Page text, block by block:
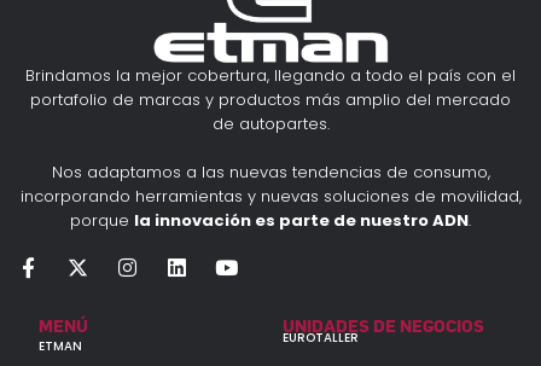
Brindamos la mejor cobertura, llegando a todo el país con el
portafolio de marcas y productos más amplio del mercado
de autopartes.
Nos adaptamos a las nuevas tendencias de consumo,
incorporando herramientas y nuevas soluciones de movilidad,
porque la innovación es parte de nuestro ADN.
MENÚ
ETMAN
UNIDADES DE NEGOCIOS
EUROTALLER